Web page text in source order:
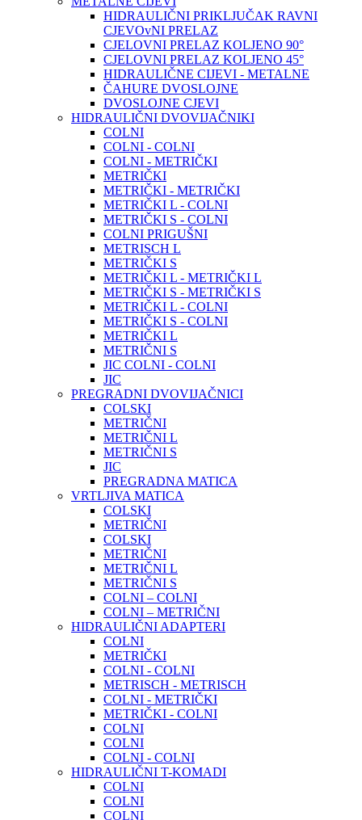
HIDRAULIČNI PRIKLJUČAK RAVNI
CJEVOvNI PRELAZ
CJELOVNI PRELAZ KOLJENO 90°
CJELOVNI PRELAZ KOLJENO 45°
HIDRAULIČNE CIJEVI - METALNE
ČAHURE DVOSLOJNE
DVOSLOJNE CJEVI
HIDRAULIČNI DVOVIJAČNIKI
COLNI
COLNI - COLNI
COLNI - METRIČKI
METRIČKI
METRIČKI - METRIČKI
METRIČKI L - COLNI
METRIČKI S - COLNI
COLNI PRIGUŠNI
METRISCH L
METRIČKI S
METRIČKI L - METRIČKI L
METRIČKI S - METRIČKI S
METRIČKI L - COLNI
METRIČKI S - COLNI
METRIČKI L
METRIČNI S
JIC COLNI - COLNI
JIC
PREGRADNI DVOVIJAČNICI
COLSKI
METRIČNI
METRIČNI L
METRIČNI S
JIC
PREGRADNA MATICA
VRTLJIVA MATICA
COLSKI
METRIČNI
COLSKI
METRIČNI
METRIČNI L
METRIČNI S
COLNI – COLNI
COLNI – METRIČNI
HIDRAULIČNI ADAPTERI
COLNI
METRIČKI
COLNI - COLNI
METRISCH - METRISCH
COLNI - METRIČKI
METRIČKI - COLNI
COLNI
COLNI
COLNI - COLNI
HIDRAULIČNI T-KOMADI
COLNI
COLNI
COLNI